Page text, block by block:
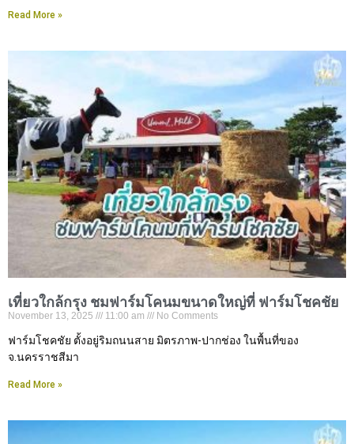
Read More »
เที่ยวใกล้กรุง ชมฟาร์มโคนมขนาดใหญ่ที่ ฟาร์มโชคชัย
November 13, 2025 11:00 am No Comments
ฟาร์มโชคชัย ตั้งอยู่ริมถนนสาย มิตรภาพ-ปากช่อง ในพื้นที่ของ
จ.นครราชสีมา
Read More »